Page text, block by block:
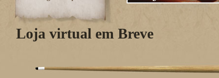
Loja virtual em Breve